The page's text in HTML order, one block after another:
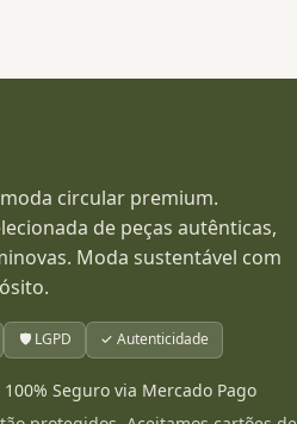
circular premium.
de peças autênticas,
Moda sustentável com
🛡️ LGPD ✓ Autenticidade
Seguro via Mercado Pago